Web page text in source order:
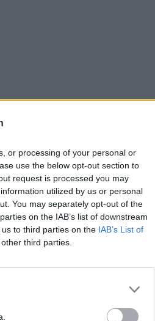
or processing of your personal or
use the below opt-out section to
request is processed you may
utilized by us or personal
You may separately opt-out of the
on the IAB’s list of downstream
to third parties on the IAB’s List of
third parties.